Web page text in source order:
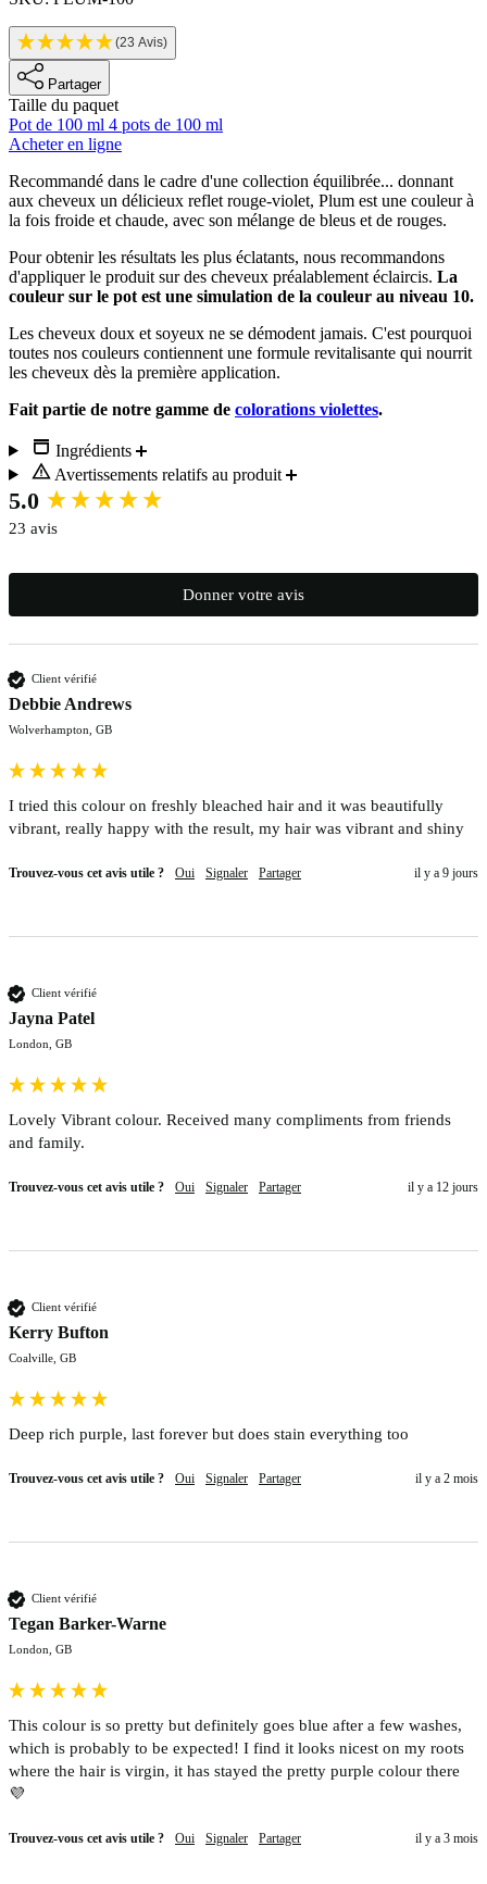
(23 Avis)
Partager
Taille du paquet
Pot de 100 ml 4 pots de 100 ml
Acheter en ligne
Description
Recommandé dans le cadre d'une collection équilibrée... donnant
aux cheveux un délicieux reflet rouge-violet, Plum est une couleur à
la fois froide et chaude, avec son mélange de bleus et de rouges.
Pour obtenir les résultats les plus éclatants, nous recommandons
d'appliquer le produit sur des cheveux préalablement éclaircis. La
couleur sur le pot est une simulation de la couleur au niveau 10.
Les cheveux doux et soyeux ne se démodent jamais. C'est pourquoi
toutes nos couleurs contiennent une formule revitalisante qui nourrit
les cheveux dès la première application.
Fait partie de notre gamme de colorations violettes.
Ingrédients
Avertissements relatifs au produit
5.0
23 avis
Donner votre avis
Client vérifié
Debbie Andrews
Wolverhampton, GB
I tried this colour on freshly bleached hair and it was beautifully
vibrant, really happy with the result, my hair was vibrant and shiny
Trouvez-vous cet avis utile ? Oui Signaler Partager il y a 9 jours
Client vérifié
Jayna Patel
London, GB
Lovely Vibrant colour. Received many compliments from friends
and family.
Trouvez-vous cet avis utile ? Oui Signaler Partager il y a 12 jours
Client vérifié
Kerry Bufton
Coalville, GB
Deep rich purple, last forever but does stain everything too
Trouvez-vous cet avis utile ? Oui Signaler Partager il y a 2 mois
Client vérifié
Tegan Barker-Warne
London, GB
This colour is so pretty but definitely goes blue after a few washes,
which is probably to be expected! I find it looks nicest on my roots
where the hair is virgin, it has stayed the pretty purple colour there
💜
Trouvez-vous cet avis utile ? Oui Signaler Partager il y a 3 mois
New content loaded